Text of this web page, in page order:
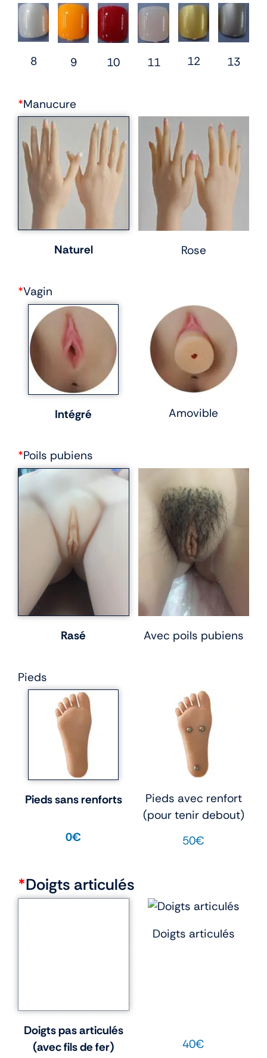
8 9 10 11 12 13
*Manucure
Naturel Rose
*Vagin
Intégré Amovible
*Poils pubiens
Rasé Avec poils pubiens
Pieds
Pieds sans renforts
0€
Pieds avec renfort
(pour tenir debout)
50€
*Doigts articulés
Doigts pas articulés
(avec fils de fer)
Doigts articulés
40€